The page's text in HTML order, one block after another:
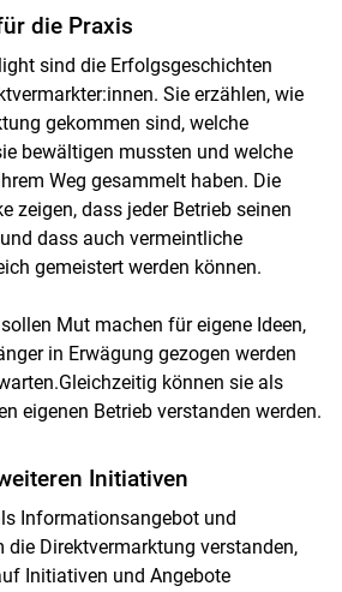
die Praxis
sind die Erfolgsgeschichten
Sie erzählen, wie
gekommen sind, welche
bewältigen mussten und welche
Weg gesammelt haben. Die
zeigen, dass jeder Betrieb seinen
dass auch vermeintliche
gemeistert werden können.
Mut machen für eigene Ideen,
in Erwägung gezogen werden
können sie als
eigenen Betrieb verstanden werden.
Initiativen
Informationsangebot und
die Direktvermarktung verstanden,
Initiativen und Angebote